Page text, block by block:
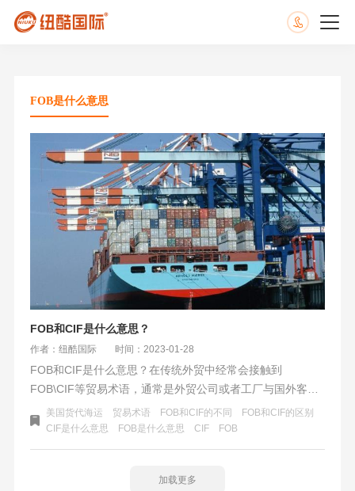
FOB是什么意思
FOB和CIF是什么意思？
作者：纽酷国际 时间：2023-01-28
FOB和CIF是什么意思？在传统外贸中经常会接触到
FOB\CIF等贸易术语，通常是外贸公司或者工厂与国外客户
交易的方式。1.FOB是什么意思？FOB是指船上交易的价
格，即离岸价。由买方指定物流——船舶，卖方按合同的交
货期把货物运到指定的起运港。2.CIF是什么意思？CIF等于
时候完成交易。是到岸价，卖方需要安排运输和买保险。
美国货代海运 贸易术语 FOB和CIF的不同
FOB和CIF的区别
CIF是什么意思
FOB是什么意思 CIF FOB
加载更多